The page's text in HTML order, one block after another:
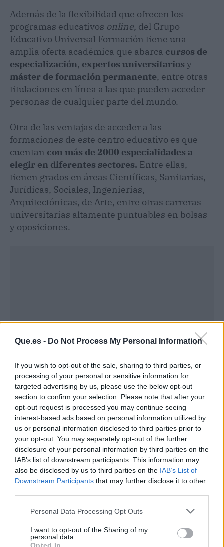
Que.es - Do Not Process My Personal Information
If you wish to opt-out of the sale, sharing to third parties, or
processing of your personal or sensitive information for
targeted advertising by us, please use the below opt-out
section to confirm your selection. Please note that after your
opt-out request is processed you may continue seeing
interest-based ads based on personal information utilized by
us or personal information disclosed to third parties prior to
your opt-out. You may separately opt-out of the further
disclosure of your personal information by third parties on the
IAB’s list of downstream participants. This information may
also be disclosed by us to third parties on the IAB’s List of
Downstream Participants that may further disclose it to other
Personal Data Processing Opt Outs
I want to opt-out of the Sharing of my
personal data.
Además de la flexibilidad que ofrecen los
programas educativos online, del Grupo
Educativo Universal Formación tiene una
amplia oferta académica que abarca cursos de
especialización, expertos universitarios y
máster de formación permanente, entre otras
titulaciones en línea a las que pueden acceder
personas de cualquier parte del mundo.
Otra de las ventajas de acceder a las
formaciones de este centro educativo es que
cuentan con más de 2000 especialidades a
elegir en diferentes sectores. Entre ellas,
tienen grados en áreas Científicas, Sanitarias,
Jurídicas, Sociales, Ingenierías,
Arquitectónicas, de Arte, entre otras carreras
universitarias altamente puntuables en bolsas
y oposiciones.
Publicidad